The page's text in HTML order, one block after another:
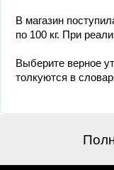
В магазин
по 100 кг. При
Выберите верное
толкуются в